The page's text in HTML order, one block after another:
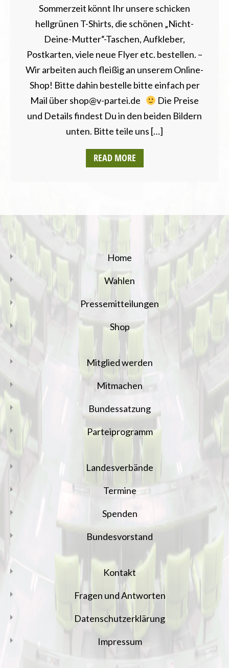
Sommerzeit könnt Ihr unsere schicken
hellgrünen T-Shirts, die schönen „Nicht-
Deine-Mutter“-Taschen, Aufkleber,
Postkarten, viele neue Flyer etc. bestellen. –
Wir arbeiten auch fleißig an unserem Online-
Shop! Bitte dahin bestelle bitte einfach per
Mail über shop@v-partei.de
Die Preise
und Details findest Du in den beiden Bildern
unten. Bitte teile uns […]
READ MORE
Home
Wahlen
Pressemitteilungen
Shop
Mitglied werden
Mitmachen
Bundessatzung
Parteiprogramm
Landesverbände
Termine
Spenden
Bundesvorstand
Kontakt
Fragen und Antworten
Datenschutzerklärung
Impressum